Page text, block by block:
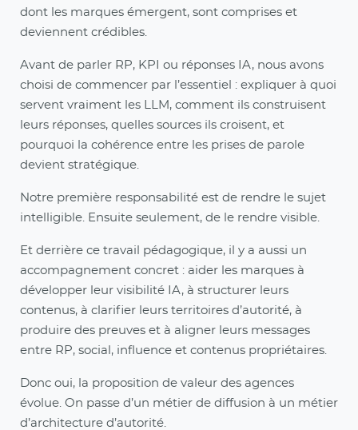
dont les marques émergent, sont comprises et
deviennent crédibles.
Avant de parler RP, KPI ou réponses IA, nous avons
choisi de commencer par l’essentiel : expliquer à quoi
servent vraiment les LLM, comment ils construisent
leurs réponses, quelles sources ils croisent, et
pourquoi la cohérence entre les prises de parole
devient stratégique.
Notre première responsabilité est de rendre le sujet
intelligible. Ensuite seulement, de le rendre visible.
Et derrière ce travail pédagogique, il y a aussi un
accompagnement concret : aider les marques à
développer leur visibilité IA, à structurer leurs
contenus, à clarifier leurs territoires d’autorité, à
produire des preuves et à aligner leurs messages
entre RP, social, influence et contenus propriétaires.
Donc oui, la proposition de valeur des agences
évolue. On passe d’un métier de diffusion à un métier
d’architecture d’autorité.